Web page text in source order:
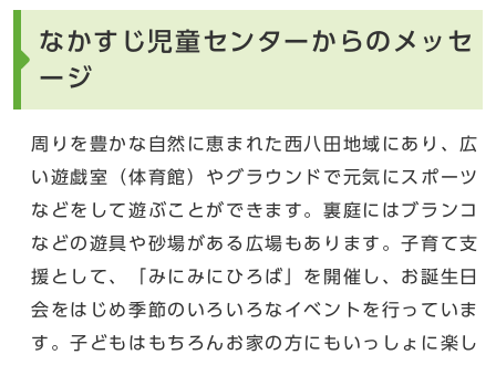
なかすじ児童センターからのメッセ
ージ
周りを豊かな自然に恵まれた西八田地域にあり、広
い遊戯室（体育館）やグラウンドで元気にスポーツ
などをして遊ぶことができます。裏庭にはブランコ
などの遊具や砂場がある広場もあります。子育て支
援として、「みにみにひろば」を開催し、お誕生日
会をはじめ季節のいろいろなイベントを行っていま
す。子どもはもちろんお家の方にもいっしょに楽し